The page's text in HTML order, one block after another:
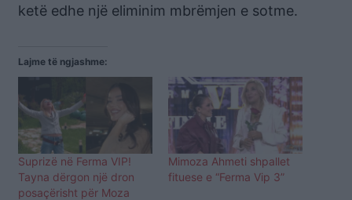
ketë edhe një eliminim mbrëmjen e sotme.
Lajme të ngjashme:
Suprizë në Ferma VIP!
Tayna dërgon një dron
posaçërisht për Moza
Mimoza Ahmeti shpallet
fituese e “Ferma Vip 3”